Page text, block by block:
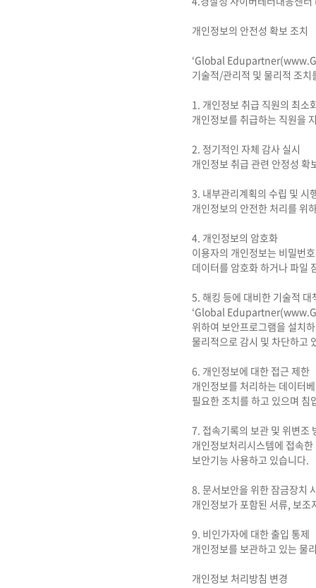
개인정보의 안전성 확보 조치
‘Global
기술적/관리적 및 물리적 조치
1. 개인정보 취급 직원의 최소
개인정보를 취급하는 직원을
2. 정기적인 자체 감사 실시
개인정보 취급 관련 안정성
3. 내부관리계획의 수립 및 시
개인정보의 안전한 처리를 위
4. 개인정보의 암호화
이용자의 개인정보는 비밀번
데이터를 암호화 하거나 파일
5. 해킹 등에 대비한 기술적 대
‘Global
위하여 보안프로그램을 설치
물리적으로 감시 및 차단하고
6. 개인정보에 대한 접근 제한
개인정보를 처리하는 데이터
필요한 조치를 하고 있으며
7. 접속기록의 보관 및 위변조
개인정보처리시스템에 접속
보안기능 사용하고 있습니다.
8. 문서보안을 위한 잠금장치
개인정보가 포함된 서류, 보
9. 비인가자에 대한 출입 통제
개인정보를 보관하고 있는 물
개인정보 처리방침 변경